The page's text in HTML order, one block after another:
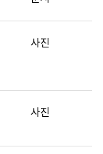
사진
사진